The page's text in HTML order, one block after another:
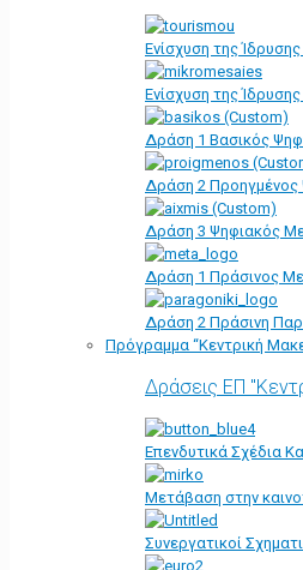
Ενίσχυση της
Ενίσχυση της
Δράση 1 Βασικός
Δράση 2
Δράση 3 Ψηφιακός
Δράση 1 Πράσινος
Δράση 2 Πράσινη
Πρόγραμμα “Κεντρική
Δράσεις ΕΠ
Επενδυτικά Σχέδια
Μετάβαση στην
Συνεργατικοί